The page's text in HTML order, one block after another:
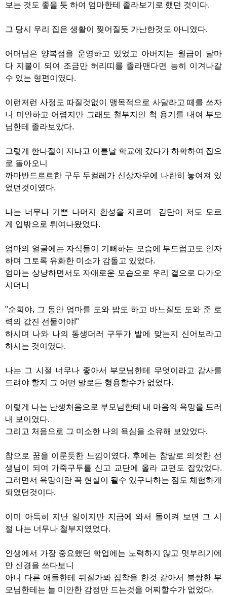
보는 것도 좋을 듯 하여 엄마한테 졸라보기로 했던 것이다.
그 당시 우리 집은 생활이 찢어질듯 가난한것도 아니였다.
어머님은 양복점을 운영하고 있었고 아버지는 월급이 달마
다 지불이 되여 조금만 허리띠를 졸라맨다면 능히 이겨나갈
수 있는 형편이였다.
이런저런 사정도 따질것없이 맹목적으로 사달라고 떼를 쓰자
니 미안하고 어렵지만 그래도 철부지인 척 용기를 내여 부모
님한테 졸라보았다.
그렇게 한나절이 지나고 이튿날 학교에 갔다가 하학하여 집으
로 돌아오니
까마반드르르한 구두 두컬레가 신상자우에 나란히 놓여져 있
었던것이였다.
나는 너무나 기쁜 나머지 환성을 지르며 감탄이 저도 모르
게 입밖으로 튀여나왔었다.
엄마의 얼굴에는 자식들이 기뻐하는 모습에 부드럽고도 인자
하며 그토록 유화한 미소가 감돌고 있었다.
엄마는 상냥하면서도 자애로운 모습으로 우리 곁으로 다가오
시더니
"순희야, 그 동안 엄마를 도와 밥도 하고 바느질도 도와 준 로
력의 값진 선물이야!"
하시며 나와 나의 동생더러 구두가 발에 맞는지 신어보라고
하시는 것이였다.
나는 그 시절 너무나 좋아서 부모님한테 무엇이라고 감사를
드려야 할지 그 어떤 말로든 형용할수가 없었다.
이렇게 나는 난생처음으로 부모님한테 내 마음의 욕망을 드러
내 보이였다.
그리고 처음으로 그 미소한 나의 욕심을 소유해 보았었다.
참으로 꿈을 이룬듯한 느낌이였다. 후에는 참말로 의젓한 선
생님이 되여 가죽구두를 신고 교단에 올라 교편도 잡았었다.
그러면서 욕망이란 꼭 현실이 될수 있구나하는 점도 체험하게
되였던것이다.
이미 아득히 지난 일이지만 지금에 와서 돌이켜 보면 그 시
절 나는 너무나 철부지였었다.
인생에서 가장 중요했던 학업에는 노력하지 않고 멋부리기에
만 신경을 쓰다보니
아니 다른 애들한테 뒤질가봐 집착을 한것 같아서 불쌍한 부
모님한테는 늘 미안한 감정만 드는것을 어찌할수가 없었다.